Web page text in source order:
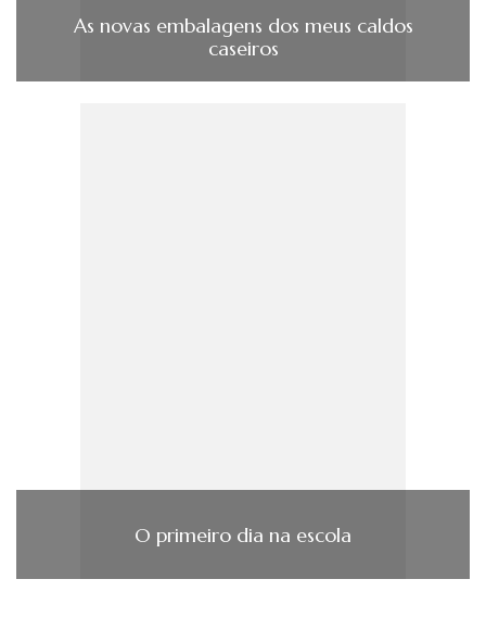
As novas embalagens dos meus caldos
caseiros
O primeiro dia na escola